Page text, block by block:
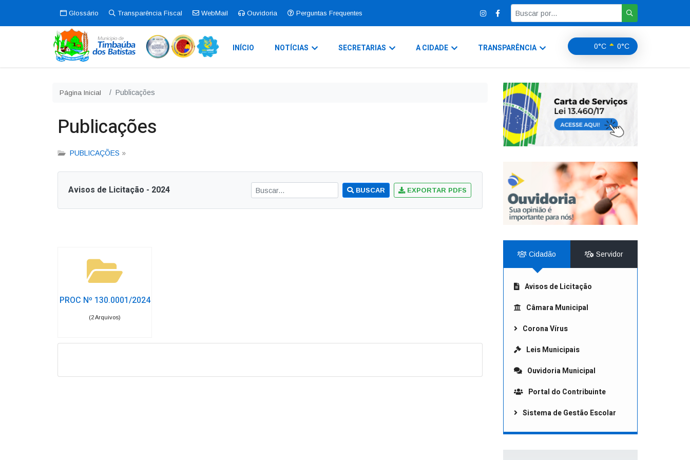
Glossário Transparência Fiscal WebMail Ouvidoria Perguntas Frequentes
0°C 0°C
INÍCIO NOTÍCIAS SECRETARIAS A CIDADE TRANSPARÊNCIA
Página Inicial Publicações
Publicações
PUBLICAÇÕES »
Avisos de Licitação - 2024 BUSCAR EXPORTAR PDFS
PROC Nº 130.0001/2024
(2 Arquivos)
Cidadão Servidor
Avisos de Licitação
Câmara Municipal
Corona Vírus
Leis Municipais
Ouvidoria Municipal
Portal do Contribuinte
Sistema de Gestão Escolar